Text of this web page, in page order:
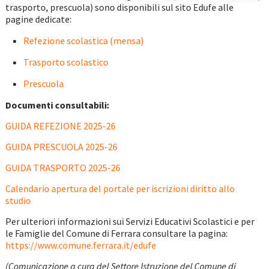
trasporto, prescuola) sono disponibili sul sito Edufe alle
pagine dedicate:
Refezione scolastica (mensa)
Trasporto scolastico
Prescuola
Documenti consultabili:
GUIDA REFEZIONE 2025-26
GUIDA PRESCUOLA 2025-26
GUIDA TRASPORTO 2025-26
Calendario apertura del portale per iscrizioni diritto allo
studio
Per ulteriori informazioni sui Servizi Educativi Scolastici e per
le Famiglie del Comune di Ferrara consultare la pagina:
https://www.comune.ferrara.it/edufe
(Comunicazione a cura del Settore Istruzione del Comune di